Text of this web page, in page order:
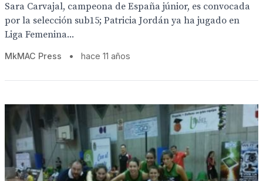
Sara Carvajal, campeona de España júnior, es convocada
por la selección sub15; Patricia Jordán ya ha jugado en
Liga Femenina...
MkMAC Press • hace 11 años